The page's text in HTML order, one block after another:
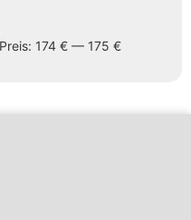
Preis: 174 € — 175 €